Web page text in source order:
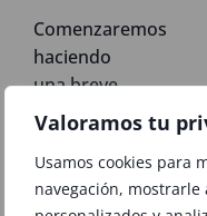
Valoramos tu
Usamos cookies para
navegación,
Comenzaremos
haciendo
una breve
introducción
más
avanzada